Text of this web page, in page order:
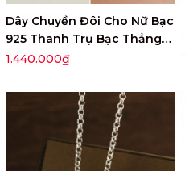
Dây Chuyền Đôi Cho Nữ Bạc
925 Thanh Trụ Bạc Thẳng
Đáy Trái Tim - VYN79
1.440.000₫